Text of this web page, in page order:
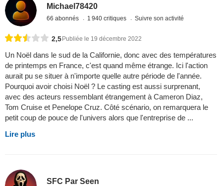
Michael78420
66 abonnés 1 940 critiques Suivre son activité
2,5 Publiée le 19 décembre 2022
Un Noël dans le sud de la Californie, donc avec des températures
de printemps en France, c'est quand même étrange. Ici l'action
aurait pu se situer à n'importe quelle autre période de l'année.
Pourquoi avoir choisi Noël ? Le casting est aussi surprenant,
avec des acteurs ressemblant étrangement à Cameron Diaz,
Tom Cruise et Penelope Cruz. Côté scénario, on remarquera le
petit coup de pouce de l'univers alors que l'entreprise de ...
Lire plus
SFC Par Seen